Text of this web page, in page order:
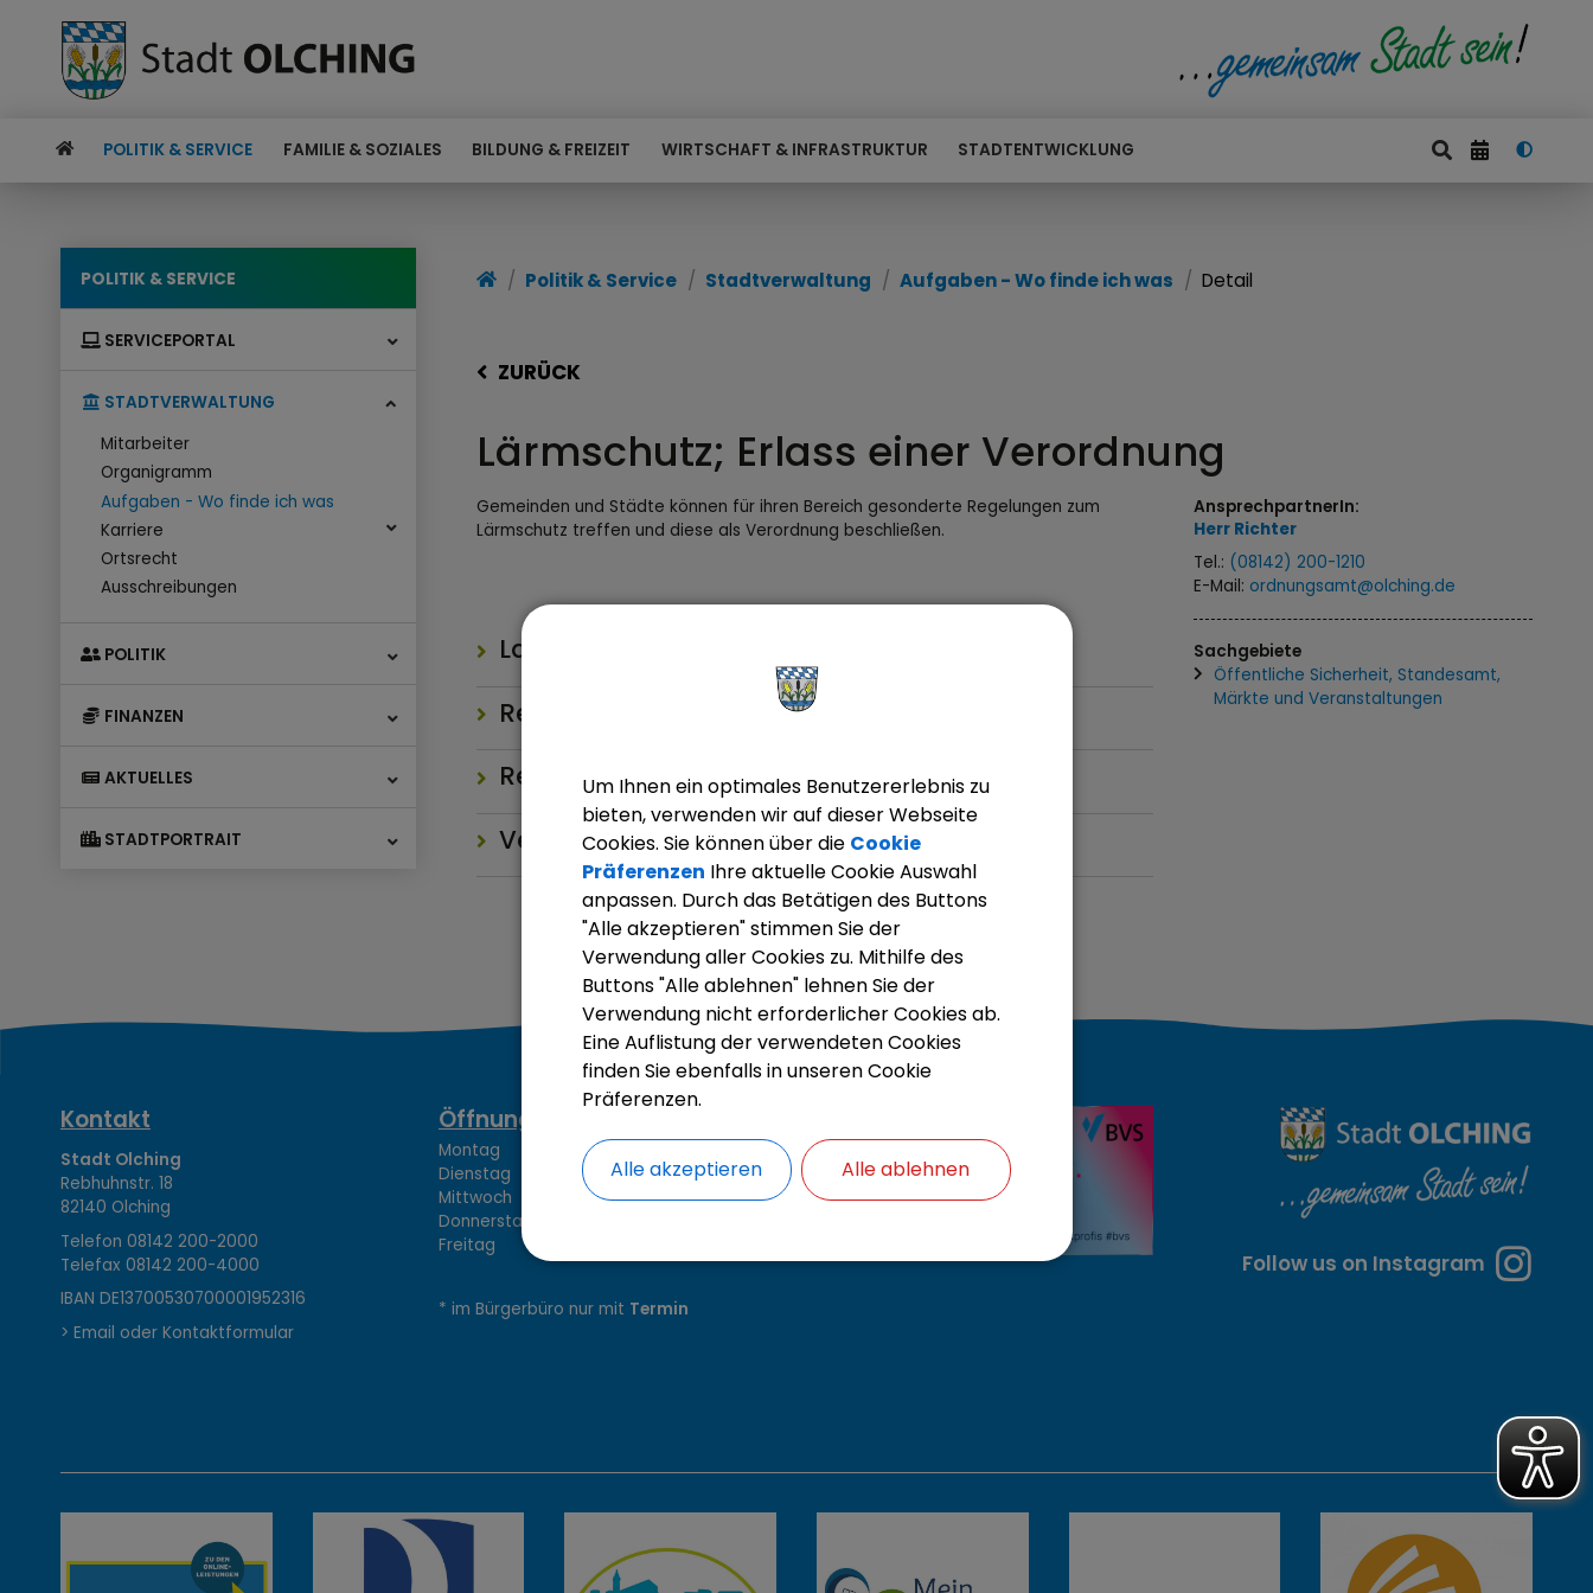
POLITIK & SERVICE FAMILIE & SOZIALES BILDUNG & FREIZEIT WIRTSCHAFT & INFRASTRUKTUR STADTENTWICKLUNG
POLITIK & SERVICE
SERVICEPORTAL
STADTVERWALTUNG
Mitarbeiter
Organigramm
Aufgaben - Wo finde ich was
Karriere
Ortsrecht
Ausschreibungen
POLITIK
FINANZEN
AKTUELLES
STADTPORTRAIT
Politik & Service Stadtverwaltung Aufgaben - Wo finde ich was Detail
ZURÜCK
Lärmschutz; Erlass einer Verordnung
Gemeinden und Städte können für ihren Bereich gesonderte Regelungen zum
Lärmschutz treffen und diese als Verordnung beschließen.
Langbeschreibung
Rechtsbehelf
Rechtsgrundlagen
Verantwortliche Behörde
AnsprechpartnerIn:
Herr Richter
Tel.: (08142) 200-1210
E-Mail: ordnungsamt@olching.de
Sachgebiete
Öffentliche Sicherheit, Standesamt,
Märkte und Veranstaltungen
K
o
n
t
a
Kontakt
Stadt Olching
Rebhuhnstr. 18
82140 Olching
Telefon08142 200-2000
Telefax08142 200-4000
IBAN DE13700530700001952316
> Email oder Kontaktformular
Öffnungszeiten
Montag 08.00 - 12.30 Uhr
Dienstag 14.00 - 16.30 Uhr*
Mittwoch 08.00 - 12.30 Uhr*
Donnerstag 14.00 - 18.30 Uhr
Freitag 08.00 - 12.30 Uhr*
* im Bürgerbüro nur mit Termin
Follow us on Instagram
Um Ihnen ein optimales Benutzererlebnis zu
bieten, verwenden wir auf dieser Webseite
Cookies. Sie können über die Cookie
Präferenzen Ihre aktuelle Cookie Auswahl
anpassen. Durch das Betätigen des Buttons
"Alle akzeptieren" stimmen Sie der
Verwendung aller Cookies zu. Mithilfe des
Buttons "Alle ablehnen" lehnen Sie der
Verwendung nicht erforderlicher Cookies ab.
Eine Auflistung der verwendeten Cookies
finden Sie ebenfalls in unseren Cookie
Präferenzen.
Alle akzeptieren Alle ablehnen